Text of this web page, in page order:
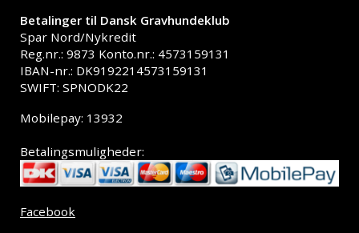
Betalinger til Dansk Gravhundeklub
Spar Nord/Nykredit
Reg.nr.: 9873 Konto.nr.: 4573159131
IBAN-nr.: DK9192214573159131
SWIFT: SPNODK22
Mobilepay: 13932
Betalingsmuligheder:
Facebook